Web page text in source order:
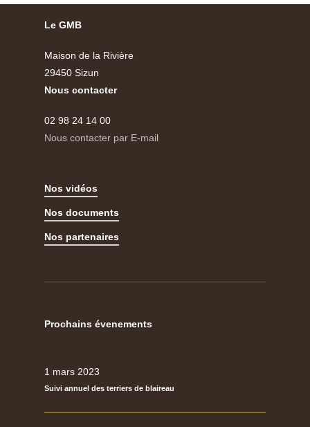
Le GMB
Maison de la Rivière
29450 Sizun
Nous contacter
02 98 24 14 00
Nous contacter par E-mail
Nos vidéos
Nos documents
Nos partenaires
Prochains évenements
1 mars 2023
Suivi annuel des terriers de blaireau